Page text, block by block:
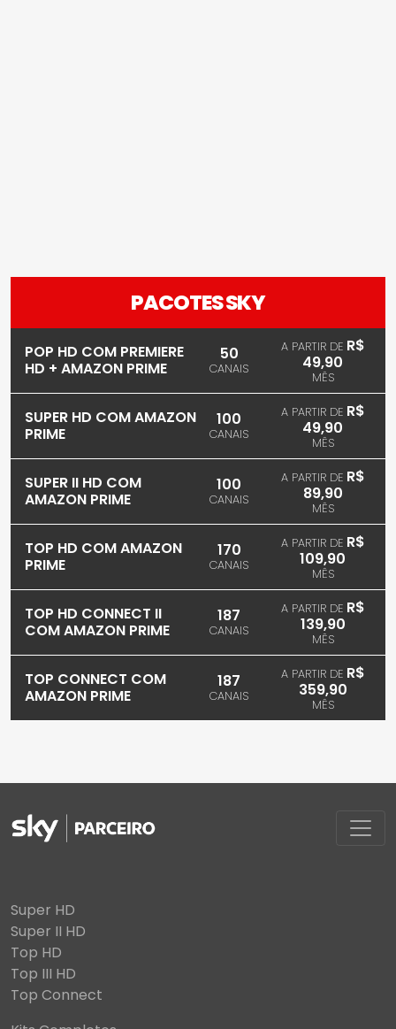
PACOTES SKY
POP HD COM PREMIERE
HD + AMAZON PRIME
50
CANAIS
A PARTIR DE R$
49,90
MÊS
SUPER HD COM AMAZON
PRIME
100
CANAIS
A PARTIR DE R$
49,90
MÊS
SUPER II HD COM
AMAZON PRIME
100
CANAIS
A PARTIR DE R$
89,90
MÊS
TOP HD COM AMAZON
PRIME
170
CANAIS
A PARTIR DE R$
109,90
MÊS
TOP HD CONNECT II
COM AMAZON PRIME
187
CANAIS
A PARTIR DE R$
139,90
MÊS
TOP CONNECT COM
AMAZON PRIME
187
CANAIS
A PARTIR DE R$
359,90
MÊS
Super HD
Super II HD
Top HD
Top III HD
Top Connect